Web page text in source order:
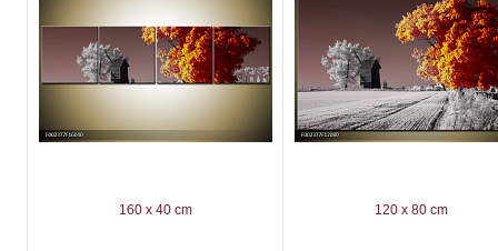
160 x 40 cm 120 x 80 cm